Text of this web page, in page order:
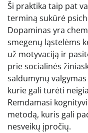
Ši praktika taip pat
terminą sukūrė
Dopaminas yra
smegenų ląstelėms
už motyvaciją ir
prie socialinės
saldumynų
kurie gali turėti
Remdamasi
metodą, kuris gali
nesveikų įpročių.